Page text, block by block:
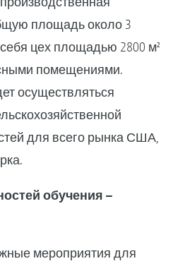
площадь около 3
цех площадью 2800 м²
помещениями.
осуществляться
для всего рынка США,
обучения –
мероприятия для